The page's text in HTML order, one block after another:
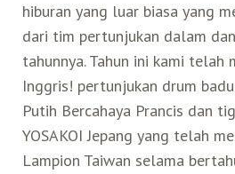
hiburan yang luar biasa yang
dari tim pertunjukan dalam
tahunnya. Tahun ini kami telah
Inggris! pertunjukan drum
Putih Bercahaya Prancis dan
YOSAKOI Jepang yang telah
Lampion Taiwan selama